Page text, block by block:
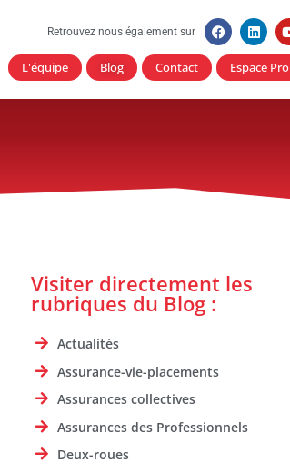
Retrouvez nous également sur
L'équipe Blog Contact Espace Pro
Visiter directement les
rubriques du Blog :
Actualités
Assurance-vie-placements
Assurances collectives
Assurances des Professionnels
Deux-roues